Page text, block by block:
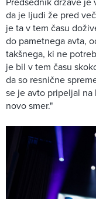
da je ljudi že pred
je ta v tem času
do pametnega avta,
takšnega, ki ne
je bil v tem času
da so resnične
se je avto pripeljal
novo smer."